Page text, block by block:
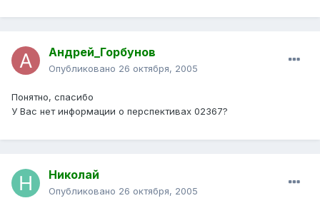
Андрей_Горбунов
Опубликовано 26 октября, 2005
Понятно, спасибо
У Вас нет информации о перспективах 02367?
Николай
Опубликовано 26 октября, 2005